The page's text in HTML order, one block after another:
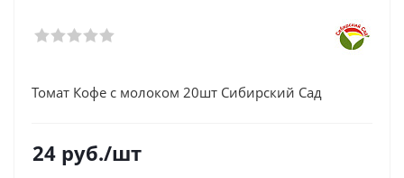
Томат Кофе с молоком 20шт Сибирский Сад
24 руб./шт